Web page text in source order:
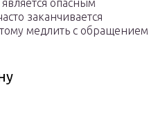
опасным
заканчивается
медлить с обращением